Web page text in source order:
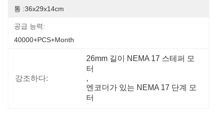
통 :36x29x14cm
공급 능력:
40000+PCS+Month
강조하다:
26mm 길이 NEMA 17 스테퍼 모
터
,
엔코더가 있는 NEMA 17 단계 모
터